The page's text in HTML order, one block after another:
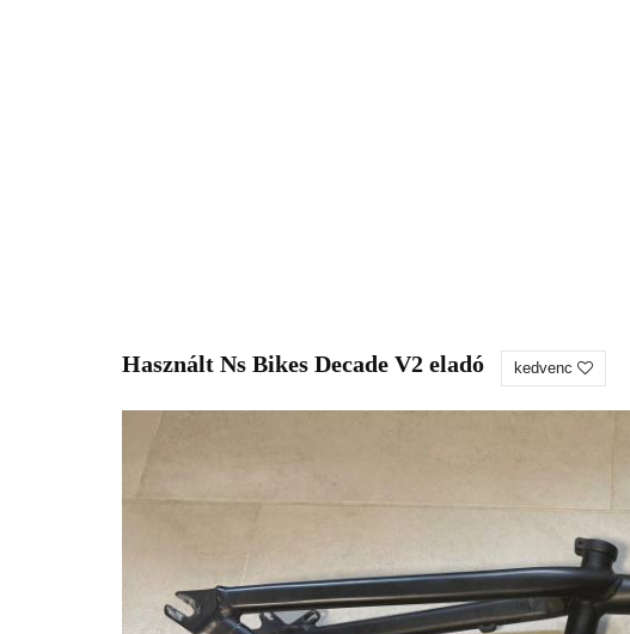
Használt Ns Bikes Decade V2 eladó kedvenc